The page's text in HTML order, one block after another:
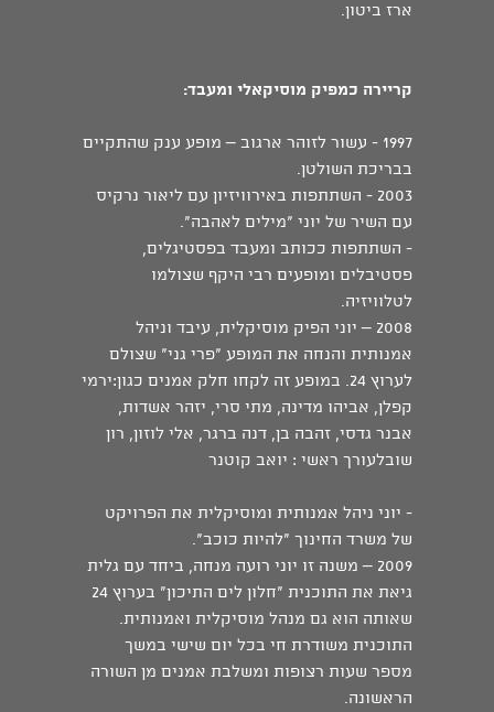
ארז ביטון.
קריירה כמפיק מוסיקאלי ומעבד:
1997 - עשור לזוהר ארגוב – מופע ענק שהתקיים
בבריכת השולטן.
2003 - השתתפות באירוויזיון עם ליאור נרקיס
עם השיר של יוני "מילים לאהבה".
- השתתפות ככותב ומעבד בפסטיגלים,
פסטיבלים ומופעים רבי היקף שצולמו
לטלוויזיה.
2008 – יוני הפיק מוסיקלית, עיבד וניהל
אמנותית והנחה את המופע "פרי גני" שצולם
לערוץ 24. במופע זה לקחו חלק אמנים כגון:ירמי
קפלן, אביהו מדינה, מתי סרי, יזהר אשדות,
אבנר גדסי, זהבה בן, דנה ברגר, אלי לוזון, רון
שובלעורך ראשי : יואב קוטנר
- יוני ניהל אמנותית ומוסיקלית את הפרויקט
של משרד החינוך "להיות כוכב".
2009 – משנה זו יוני רועה מנחה, ביחד עם גלית
גיאת את התוכנית "חלון לים התיכון" בערוץ 24
שאותה הוא גם מנהל מוסיקלית ואמנותית.
התוכנית משודרת חי בכל יום שישי במשך
מספר שעות רצופות ומשלבת אמנים מן השורה
הראשונה.